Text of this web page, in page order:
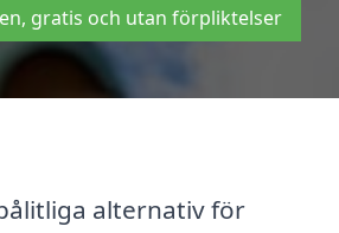
gratis och utan förpliktelser
alternativ för